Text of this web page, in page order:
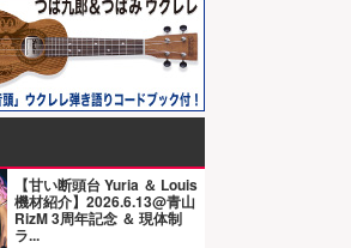
【甘い断頭台 Yuria ＆ Louis
機材紹介】2026.6.13@青山
RizM 3周年記念 ＆ 現体制
ラ...